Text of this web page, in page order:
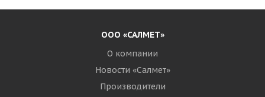
ООО «САЛМЕТ»
О компании
Новости «Салмет»
Производители